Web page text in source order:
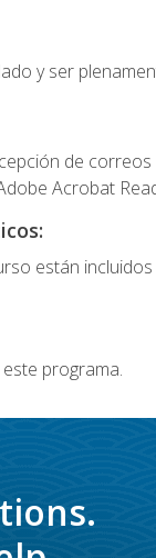
y ser
de
Acrobat
están
programa.